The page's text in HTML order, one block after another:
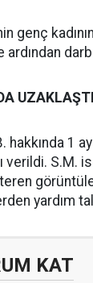
genç
hakkında 1
verildi. S.M.
yardım
KAT